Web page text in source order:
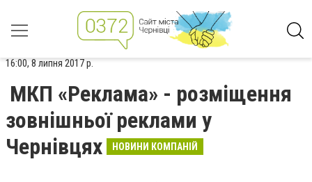
16:00, 8 липня 2017 р.
МКП «Реклама» - розміщення
зовнішньої реклами у
Чернівцях
НОВИНИ КОМПАНІЙ